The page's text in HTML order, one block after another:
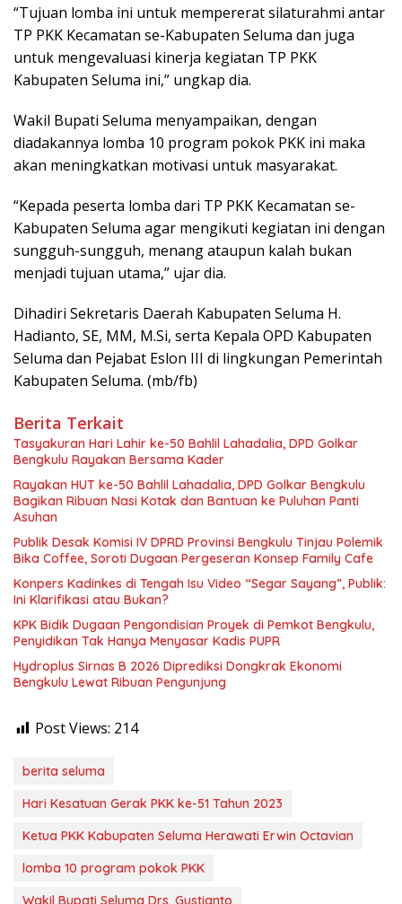
“Tujuan lomba ini untuk mempererat silaturahmi antar
TP PKK Kecamatan se-Kabupaten Seluma dan juga
untuk mengevaluasi kinerja kegiatan TP PKK
Kabupaten Seluma ini,” ungkap dia.
Wakil Bupati Seluma menyampaikan, dengan
diadakannya lomba 10 program pokok PKK ini maka
akan meningkatkan motivasi untuk masyarakat.
“Kepada peserta lomba dari TP PKK Kecamatan se-
Kabupaten Seluma agar mengikuti kegiatan ini dengan
sungguh-sungguh, menang ataupun kalah bukan
menjadi tujuan utama,” ujar dia.
Dihadiri Sekretaris Daerah Kabupaten Seluma H.
Hadianto, SE, MM, M.Si, serta Kepala OPD Kabupaten
Seluma dan Pejabat Eslon III di lingkungan Pemerintah
Kabupaten Seluma. (mb/fb)
Berita Terkait
Tasyakuran Hari Lahir ke-50 Bahlil Lahadalia, DPD Golkar
Bengkulu Rayakan Bersama Kader
Rayakan HUT ke-50 Bahlil Lahadalia, DPD Golkar Bengkulu
Bagikan Ribuan Nasi Kotak dan Bantuan ke Puluhan Panti
Asuhan
Publik Desak Komisi IV DPRD Provinsi Bengkulu Tinjau Polemik
Bika Coffee, Soroti Dugaan Pergeseran Konsep Family Cafe
Konpers Kadinkes di Tengah Isu Video “Segar Sayang”, Publik:
Ini Klarifikasi atau Bukan?
KPK Bidik Dugaan Pengondisian Proyek di Pemkot Bengkulu,
Penyidikan Tak Hanya Menyasar Kadis PUPR
Hydroplus Sirnas B 2026 Diprediksi Dongkrak Ekonomi
Bengkulu Lewat Ribuan Pengunjung
Post Views: 214
berita seluma
Hari Kesatuan Gerak PKK ke-51 Tahun 2023
Ketua PKK Kabupaten Seluma Herawati Erwin Octavian
lomba 10 program pokok PKK
Wakil Bupati Seluma Drs. Gustianto